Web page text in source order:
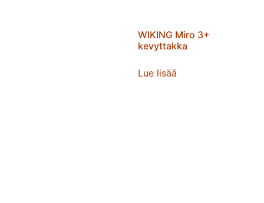
WIKING Miro 3+
kevyttakka
Lue lisää